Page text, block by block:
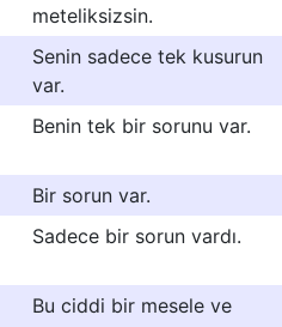
meteliksizsin.
Senin sadece tek kusurun
var.
Benin tek bir sorunu var.
Bir sorun var.
Sadece bir sorun vardı.
Bu ciddi bir mesele ve